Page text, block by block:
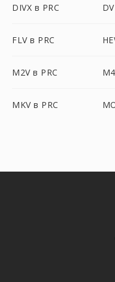
DIVX в PRC
FLV в PRC
M2V в PRC
MKV в PRC